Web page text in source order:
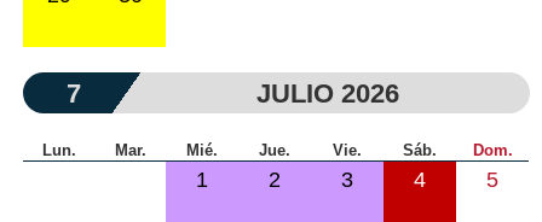
7 JULIO 2026
Lun. Mar. Mié. Jue. Vie. Sáb. Dom.
1 2 3 4 5